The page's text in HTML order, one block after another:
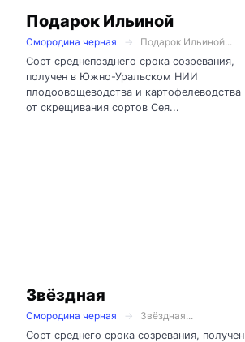
Подарок Ильиной
Смородина черная
Подарок Ильиной...
Сорт среднепозднего срока созревания,
получен в Южно-Уральском НИИ
плодоовощеводства и картофелеводства
от скрещивания сортов Сея...
Звёздная
Смородина черная
Звёздная...
Сорт среднего срока созревания, получен